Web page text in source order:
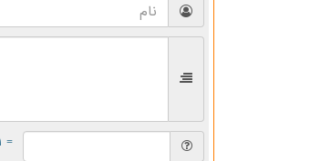
= ۱ بعلاوه ۴